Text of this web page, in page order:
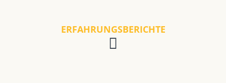
ERFAHRUNGSBERICHTE